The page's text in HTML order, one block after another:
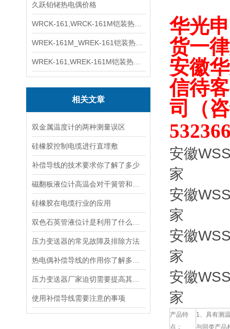
久跃铂铑热电偶价格
相关文章
双金属温度计的两种测量误区
硅橡胶控制电缆进行直埋敷
补偿导线的技术要求你了解了多少
硅橡胶在电缆行业的应用
压力变送器的常见故障及排除方法
使用补偿导线需要注意的事项
华光
货一律
安徽
信待
司（
安徽
家
安徽
家
安徽
家
安徽
家
产品特
点：
1、具有测
与同类产品